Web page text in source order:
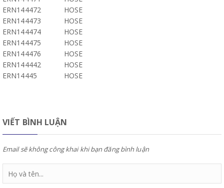
ERN144472
HOSE
ERN144473
HOSE
ERN144474
HOSE
ERN144475
HOSE
ERN144476
HOSE
ERN144442
HOSE
ERN14445
HOSE
VIẾT BÌNH LUẬN
Email sẽ không công khai khi bạn đăng bình luận